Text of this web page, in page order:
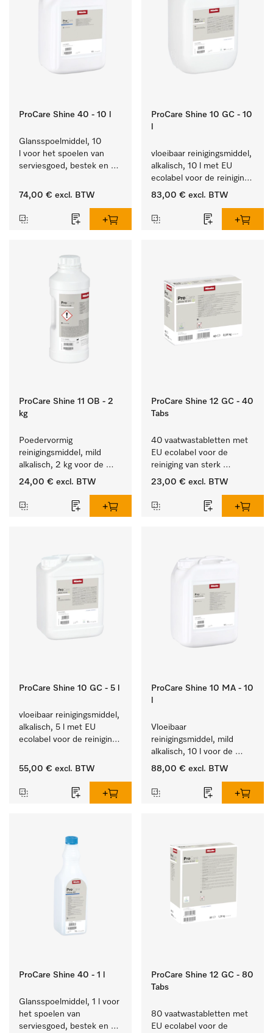
ProCare Shine 40 - 10 l
Glansspoelmiddel, 10
l voor het spoelen van
serviesgoed, bestek en
74,00 € excl. BTW
ProCare Shine 10 GC - 10
vloeibaar reinigingsmiddel,
alkalisch, 10 l met EU
ecolabel voor de reiniging
van alledaags vuil op
glazen.
83,00 € excl. BTW
ProCare Shine 11 OB - 2
kg
Poedervormig
reinigingsmiddel, mild
alkalisch, 2 kg voor de
reiniging van sterk
bestek en glazen.
24,00 € excl. BTW
ProCare Shine 12 GC - 40
Tabs
40 vaatwastabletten met
EU ecolabel voor de
reiniging van sterk
vervuild serviesgoed,
23,00 € excl. BTW
ProCare Shine 10 GC - 5 l
vloeibaar reinigingsmiddel,
alkalisch, 5 l met EU
ecolabel voor de reiniging
serviesgoed, bestek en
55,00 € excl. BTW
ProCare Shine 10 MA - 10
Vloeibaar
reinigingsmiddel, mild
alkalisch, 10 l voor de
reiniging van lichte
bestek en glazen.
88,00 € excl. BTW
ProCare Shine 40 - 1 l
Glansspoelmiddel, 1 l voor
het spoelen van
serviesgoed, bestek en
ProCare Shine 12 GC - 80
Tabs
80 vaatwastabletten met
EU ecolabel voor de